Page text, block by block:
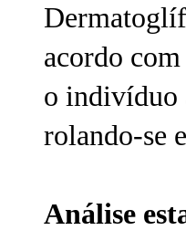
acordo
o indivíduo
rolando-se
Análise